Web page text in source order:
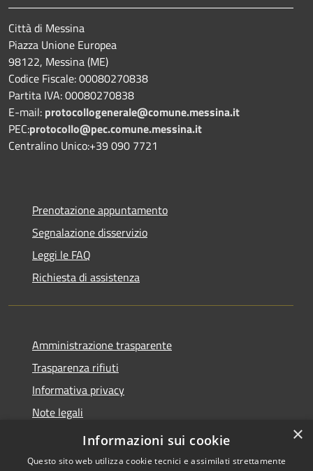
Città di Messina
Piazza Unione Europea
98122, Messina (ME)
Codice Fiscale: 00080270838
Partita IVA: 00080270838
E-mail: protocollogenerale@comune.messina.it
PEC:protocollo@pec.comune.messina.it
Centralino Unico:+39 090 7721
Prenotazione appuntamento
Segnalazione disservizio
Leggi le FAQ
Richiesta di assistenza
Amministrazione trasparente
Trasparenza rifiuti
Informativa privacy
Note legali
Dichiarazione di accessibilità
×
Informazioni sui cookie
Questo sito web utilizza cookie tecnici e assimilati strettamente